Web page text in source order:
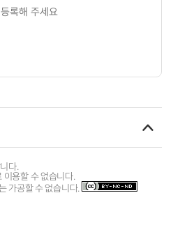
다.
이용할 수 없습니다.
가공할 수 없습니다.